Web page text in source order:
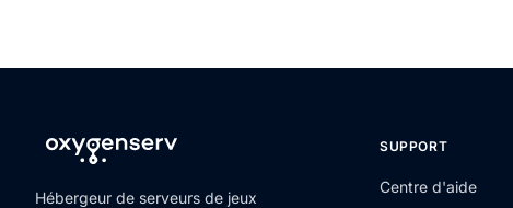
Hébergeur de serveurs de jeux
SUPPORT
Centre d'aide